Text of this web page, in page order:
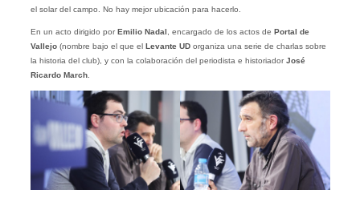
el solar del campo. No hay mejor ubicación para hacerlo.
En un acto dirigido porEmilio Nadal , encargado de los actos de Portal de
Vallejo(nombre bajo el que el Levante UDorganiza una serie de charlas sobre
la historia del club), y con la colaboración del periodista e historiadorJosé
Ricardo March.